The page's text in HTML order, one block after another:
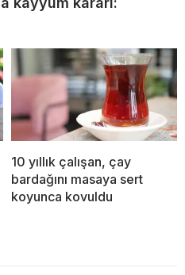
10 yıllık çalışan, çay
bardağını masaya sert
koyunca kovuldu